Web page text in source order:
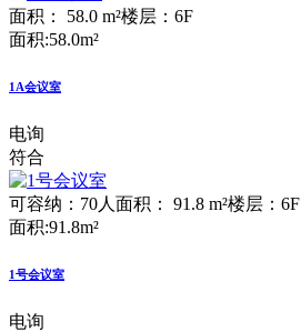
面积： 58.0 m²楼层：6F
面积:58.0m²
1A会议室
电询
符合
可容纳：70人 面积： 91.8 m²楼层：6F
面积:91.8m²
1号会议室
电询